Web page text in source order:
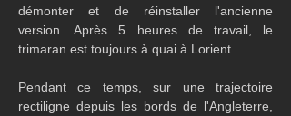
démonter et de réinstaller l'ancienne
version. Après 5 heures de travail, le
trimaran est toujours à quai à Lorient.
Pendant ce temps, sur une trajectoire
rectiligne depuis les bords de l'Angleterre,